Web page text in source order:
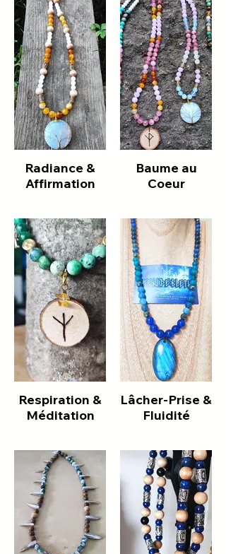
Radiance &
Affirmation
Baume au
Coeur
Respiration &
Méditation
Lâcher-Prise &
Fluidité